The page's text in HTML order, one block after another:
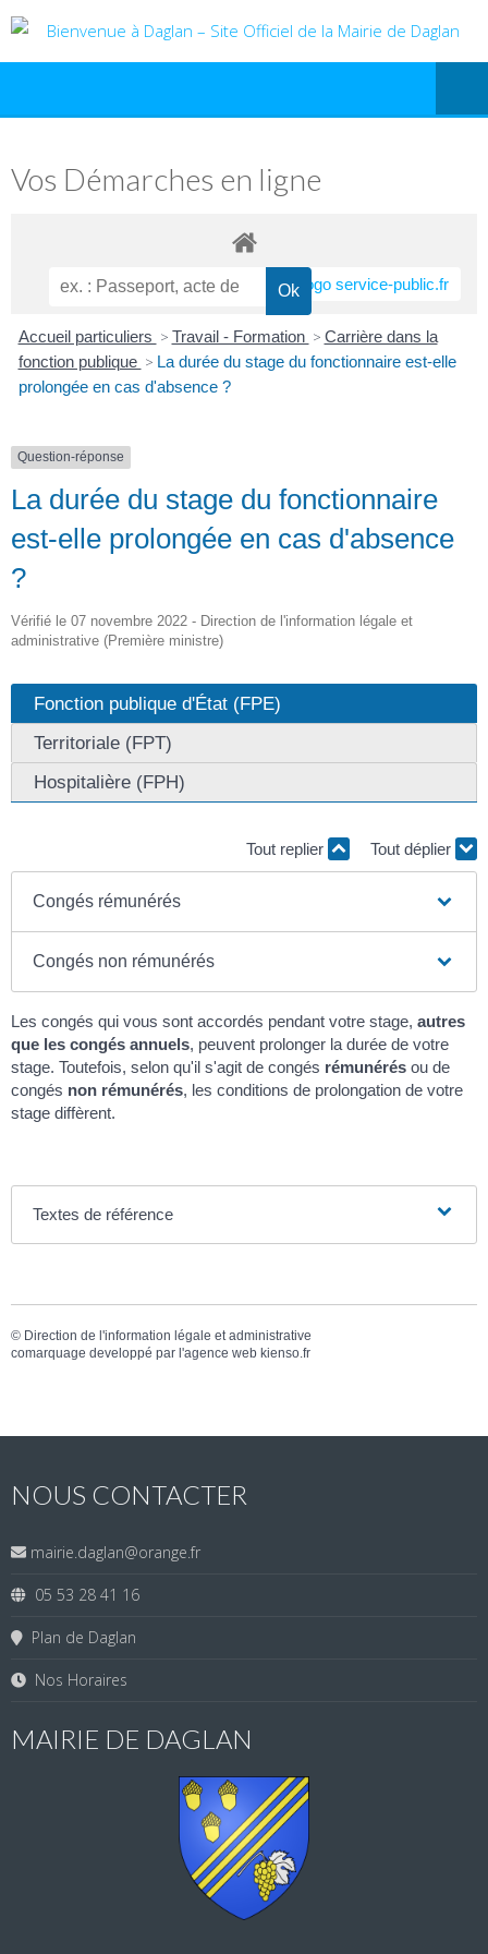
Vos Démarches en ligne
Accueil particuliers > Travail - Formation > Carrière dans la
fonction publique > La durée du stage du fonctionnaire est-elle
prolongée en cas d'absence ?
Question-réponse
La durée du stage du fonctionnaire
est-elle prolongée en cas d'absence
?
Vérifié le 07 novembre 2022 - Direction de l'information légale et
administrative (Première ministre)
Fonction publique d'État (FPE)
Territoriale (FPT)
Hospitalière (FPH)
Tout replier Tout déplier
Congés rémunérés
Congés non rémunérés
Les congés qui vous sont accordés pendant votre stage, autres
que les congés annuels, peuvent prolonger la durée de votre
stage. Toutefois, selon qu'il s'agit de congés rémunérés ou de
congés non rémunérés, les conditions de prolongation de votre
stage diffèrent.
Textes de référence
© Direction de l'information légale et administrative
comarquage developpé par l'agence web kienso.fr
NOUS CONTACTER
mairie.daglan@orange.fr
05 53 28 41 16
Plan de Daglan
Nos Horaires
MAIRIE DE DAGLAN